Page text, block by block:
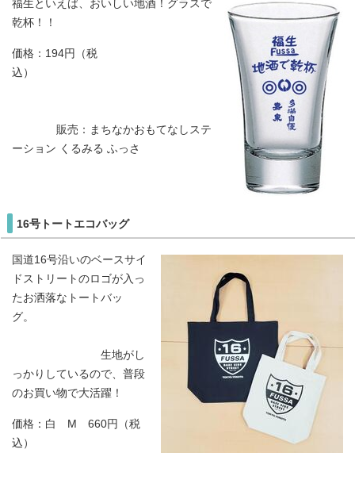
福生といえば、おいしい地酒！グラスで
乾杯！！
価格：194円（税
込）
販売：まちなかおもてなしステ
ーション くるみる ふっさ
16号トートエコバッグ
国道16号沿いのベースサイ
ドストリートのロゴが入っ
たお洒落なトートバッ
グ。
生地がし
っかりしているので、普段
のお買い物で大活躍！
価格：白 M 660円（税
込）